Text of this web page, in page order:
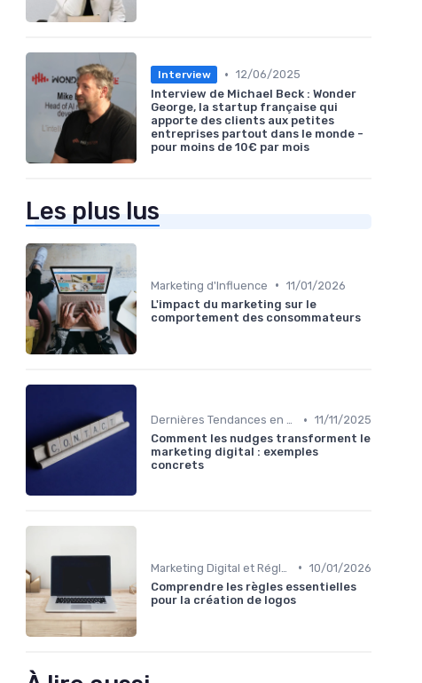
Interview • 12/06/2025
Interview de Michael Beck : Wonder
George, la startup française qui
apporte des clients aux petites
entreprises partout dans le monde -
pour moins de 10€ par mois
Les plus lus
Marketing d'Influence • 11/01/2026
L'impact du marketing sur le
comportement des consommateurs
Dernières Tendances en Marketing Digital • 11/11/2025
Comment les nudges transforment le
marketing digital : exemples
concrets
• 10/01/2026
Comprendre les règles essentielles
pour la création de logos